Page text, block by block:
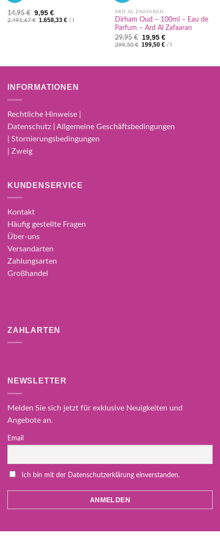
14,95€ Ursprünglicher
Preis
9,95 €Aktueller
Preis
ist:
2.491,67€ 1.658,33€ /
ARD AL ZAAFARAN
Dirham Oud – 100ml – Eau de
Parfum – Ard Al Zafaaran
29,95€
Ursprünglicher
Preis
war:
19,95 €Aktueller
Preis
299,50€ 199,50€ /
INFORMATIONEN
Rechtliche Hinweise |
Datenschutz | Allgemeine Geschäftsbedingungen
| Stornierungsbedingungen
| Zweig
KUNDENSERVICE
Kontakt
Häufig gestellte Fragen
Über-uns
Versandarten
Zahlungsarten
Großhandel
ZAHLARTEN
NEWSLETTER
Melden Sie sich jetzt für exklusive Neuigkeiten und
Angebote an.
Email
Ich bin mit der Datenschutzerklärung einverstanden.